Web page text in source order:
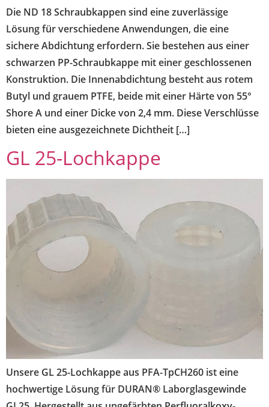
Die ND 18 Schraubkappen sind eine zuverlässige
Lösung für verschiedene Anwendungen, die eine
sichere Abdichtung erfordern. Sie bestehen aus einer
schwarzen PP-Schraubkappe mit einer geschlossenen
Konstruktion. Die Innenabdichtung besteht aus rotem
Butyl und grauem PTFE, beide mit einer Härte von 55°
Shore A und einer Dicke von 2,4 mm. Diese Verschlüsse
bieten eine ausgezeichnete Dichtheit […]
GL 25-Lochkappe
Unsere GL 25-Lochkappe aus PFA-TpCH260 ist eine
hochwertige Lösung für DURAN® Laborglasgewinde